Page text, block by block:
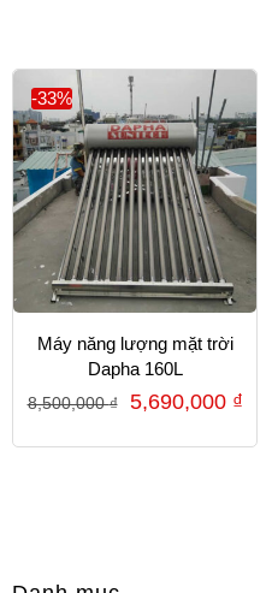
-33%
Máy năng lượng mặt trời
Dapha 160L
8,500,000₫ 5,690,000 ₫